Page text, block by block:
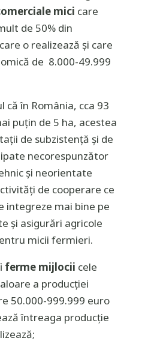
mici care
de 50% din
o realizează și care
de 8.000-49.999
în România, cca 93
puțin de 5 ha, acestea
de subzistență și de
necorespunzător
și neorientate
de cooperare ce
integreze mai bine pe
și asigurări agricole
micii fermieri.
ferme mijlocii cele
a producției
50.000-999.999 euro
întreaga producţie